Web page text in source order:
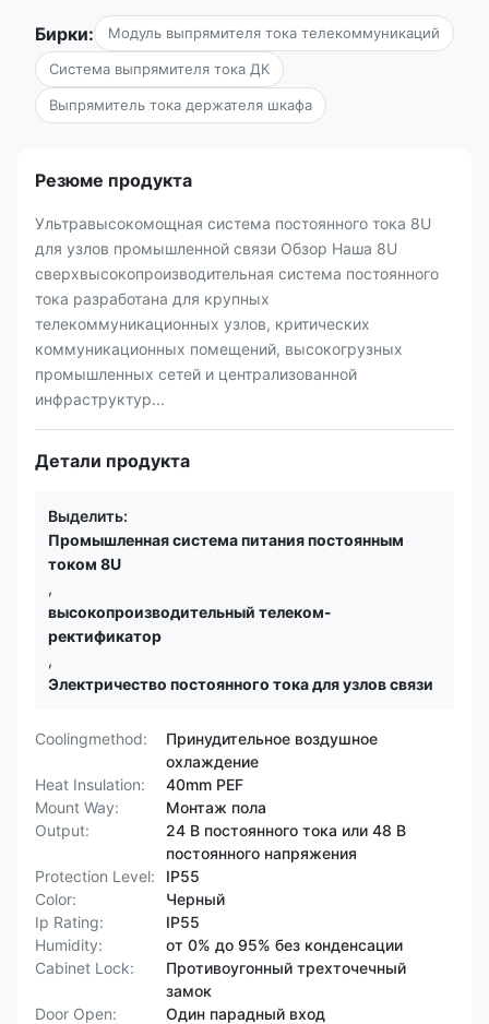
Бирки: Модуль выпрямителя тока телекоммуникаций
Система выпрямителя тока ДК
Выпрямитель тока держателя шкафа
Резюме продукта
Ультравысокомощная система постоянного тока 8U
для узлов промышленной связи Обзор Наша 8U
сверхвысокопроизводительная система постоянного
тока разработана для крупных
телекоммуникационных узлов, критических
коммуникационных помещений, высокогрузных
промышленных сетей и централизованной
инфраструктур...
Детали продукта
Выделить:
Промышленная система питания постоянным
током 8U
,
высокопроизводительный телеком-
ректификатор
,
Электричество постоянного тока для узлов связи
Coolingmethod:
Принудительное воздушное
охлаждение
Heat Insulation:
40mm PEF
Mount Way:
Монтаж пола
Output:
24 В постоянного тока или 48 В
постоянного напряжения
Protection Level:
IP55
Color:
Черный
Ip Rating:
IP55
Humidity:
от 0% до 95% без конденсации
Cabinet Lock:
Противоугонный трехточечный
замок
Door Open:
Один парадный вход